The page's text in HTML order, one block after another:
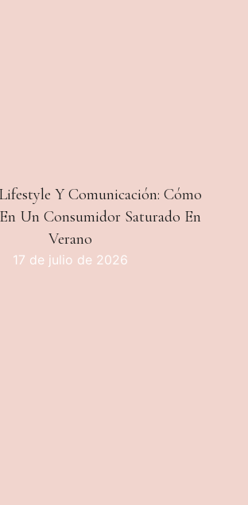
Y Comunicación: Cómo
Un Consumidor Saturado En
Verano
17 de julio de 2026